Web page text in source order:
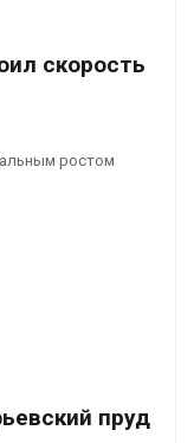
скорость
ростом
пруд